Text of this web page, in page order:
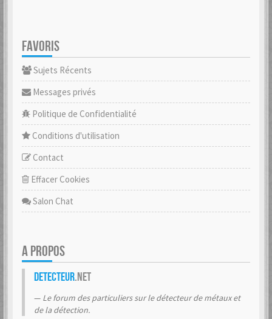
FAVORIS
Sujets Récents
Messages privés
Politique de Confidentialité
Conditions d'utilisation
Contact
Effacer Cookies
Salon Chat
A PROPOS
Detecteur.net
Le forum des particuliers sur le détecteur de métaux et
de la détection.